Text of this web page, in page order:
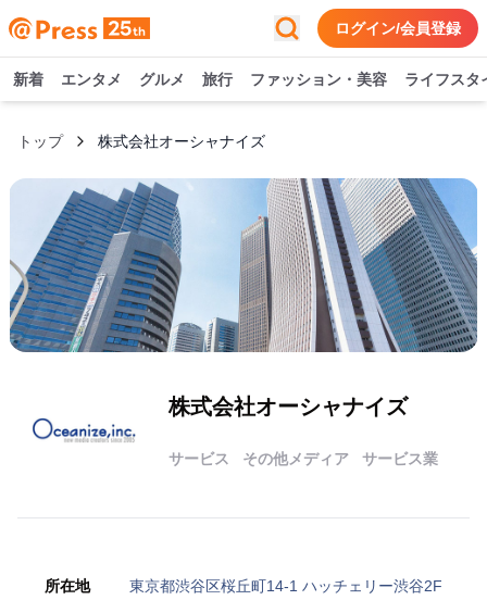
ログイン/会員登録
新着 エンタメ グルメ 旅行 ファッション・美容 ライフスタ
トップ 株式会社オーシャナイズ
株式会社オーシャナイズ
サービス その他メディア サービス業
所在地 東京都渋谷区桜丘町14-1 ハッチェリー渋谷2F